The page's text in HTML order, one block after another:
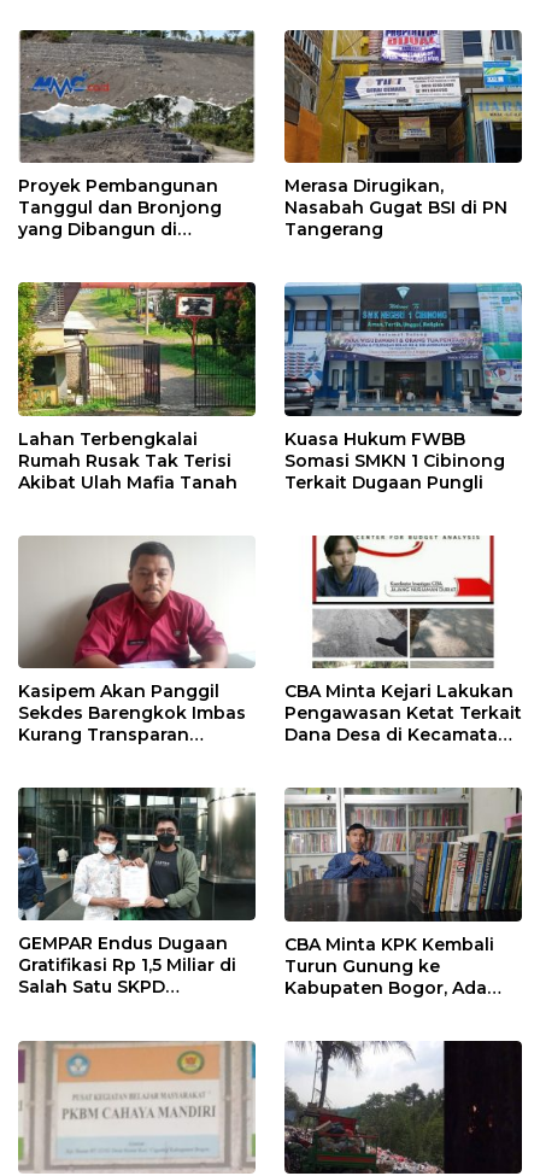
Proyek Pembangunan
Tanggul dan Bronjong
yang Dibangun di
Merasa Dirugikan,
Nasabah Gugat BSI di PN
Tangerang
Lahan Terbengkalai
Rumah Rusak Tak Terisi
Akibat Ulah Mafia Tanah
Kuasa Hukum FWBB
Somasi SMKN 1 Cibinong
Terkait Dugaan Pungli
Kasipem Akan Panggil
Sekdes Barengkok Imbas
Kurang Transparan
CBA Minta Kejari Lakukan
Pengawasan Ketat Terkait
Dana Desa di Kecamatan
GEMPAR Endus Dugaan
Gratifikasi Rp 1,5 Miliar di
Salah Satu SKPD
CBA Minta KPK Kembali
Turun Gunung ke
Kabupaten Bogor, Ada